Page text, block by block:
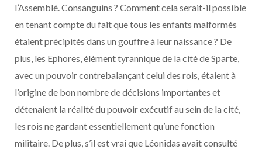
l’Assemblé. Consanguins ? Comment cela serait-il possible
en tenant compte du fait que tous les enfants malformés
étaient précipités dans un gouffre à leur naissance ? De
plus, les Ephores, élément tyrannique de la cité de Sparte,
avec un pouvoir contrebalançant celui des rois, étaient à
l’origine de bon nombre de décisions importantes et
détenaient la réalité du pouvoir exécutif au sein de la cité,
les rois ne gardant essentiellement qu’une fonction
militaire. De plus, s’il est vrai que Léonidas avait consulté